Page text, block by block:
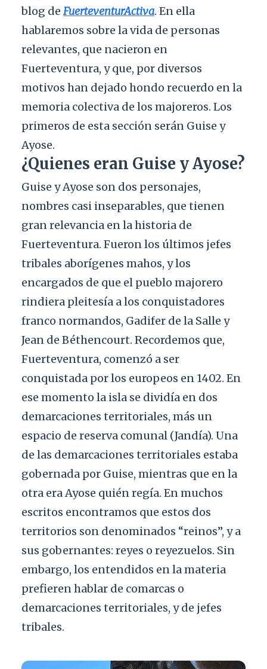
blog de FuerteventurActiva. En ella
hablaremos sobre la vida de personas
relevantes, que nacieron en
Fuerteventura, y que, por diversos
motivos han dejado hondo recuerdo en la
memoria colectiva de los majoreros. Los
primeros de esta sección serán Guise y
Ayose.
¿Quienes eran Guise y Ayose?
Guise y Ayose son dos personajes,
nombres casi inseparables, que tienen
gran relevancia en la historia de
Fuerteventura. Fueron los últimos jefes
tribales aborígenes mahos, y los
encargados de que el pueblo majorero
rindiera pleitesía a los conquistadores
franco normandos, Gadifer de la Salle y
Jean de Béthencourt. Recordemos que,
Fuerteventura, comenzó a ser
conquistada por los europeos en 1402. En
ese momento la isla se dividía en dos
demarcaciones territoriales, más un
espacio de reserva comunal (Jandía). Una
de las demarcaciones territoriales estaba
gobernada por Guise, mientras que en la
otra era Ayose quién regía. En muchos
escritos encontramos que estos dos
territorios son denominados “reinos”, y a
sus gobernantes: reyes o reyezuelos. Sin
embargo, los entendidos en la materia
prefieren hablar de comarcas o
demarcaciones territoriales, y de jefes
tribales.